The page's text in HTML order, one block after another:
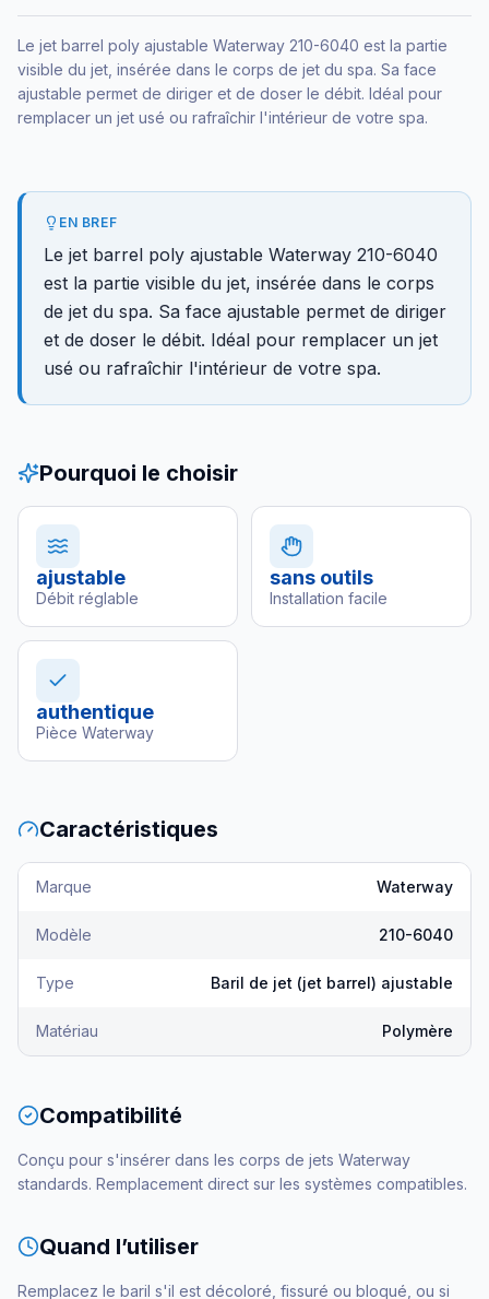
Le jet barrel poly ajustable Waterway 210-6040 est la partie
visible du jet, insérée dans le corps de jet du spa. Sa face
ajustable permet de diriger et de doser le débit. Idéal pour
remplacer un jet usé ou rafraîchir l'intérieur de votre spa.
EN BREF
Le jet barrel poly ajustable Waterway 210-6040
est la partie visible du jet, insérée dans le corps
de jet du spa. Sa face ajustable permet de diriger
et de doser le débit. Idéal pour remplacer un jet
usé ou rafraîchir l'intérieur de votre spa.
Pourquoi le choisir
ajustable
Débit réglable
sans outils
Installation facile
authentique
Pièce Waterway
Caractéristiques
Marque Waterway
Modèle 210-6040
Type Baril de jet (jet barrel) ajustable
Matériau Polymère
Compatibilité
Conçu pour s'insérer dans les corps de jets Waterway
standards. Remplacement direct sur les systèmes compatibles.
Quand l’utiliser
Remplacez le baril s'il est décoloré, fissuré ou bloqué, ou si